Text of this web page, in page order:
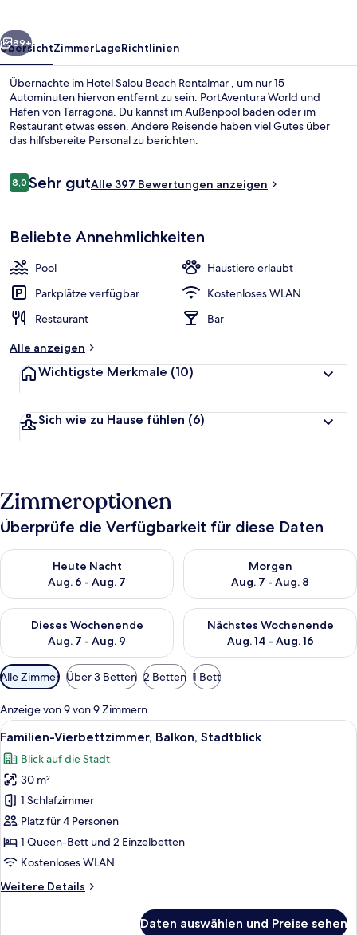
Weiter
89+
ÜbersichtZimmerLageRichtlinien
Übernachte im Hotel Salou Beach Rentalmar , um nur 15
Autominuten hiervon entfernt zu sein: PortAventura World und
Hafen von Tarragona. Du kannst im Außenpool baden oder im
Restaurant etwas essen. Andere Reisende haben viel Gutes über
das hilfsbereite Personal zu berichten.
Bewertungen
8,08,0 von 10.
Sehr gutAlle 397 Bewertungen anzeigen
Beliebte Annehmlichkeiten
Pool
Haustiere erlaubt
Parkplätze verfügbar
Kostenloses WLAN
Restaurant
Bar
Alle anzeigen
Wichtigste Merkmale (10)
Sich wie zu Hause fühlen (6)
Zimmeroptionen
Überprüfe die Verfügbarkeit für diese Daten
Heute Nacht
Aug. 6 - Aug. 7
Überprüfe die Verfügbarkeit für heute Nacht, Aug. 6 - Aug. 7.
Morgen
Aug. 7 - Aug. 8
Überprüfe die Verfügbarkeit
Dieses Wochenende
Aug. 7 - Aug. 9
Überprüfe die Verfügbarkeit für dieses Wochenende, Aug. 7
Nächstes Wochenende
Aug. 14 - Aug. 16
Überprüfe die Verfügbarkeit
Verfügbare
Filter
für
Zimmer
Alle Zimmer Über 3 Betten 2 Betten 1 Bett
Anzeige von 9 von 9 Zimmern
Alle
Fotos
für
Familien-
Vierbettzimmer,
Balkon,
Stadtblick
anzeigen
Ein Hotelzimmer mit zwei Betten,
27
Familien-Vierbettzimmer, Balkon, Stadtblick
Blick auf die Stadt
30 m²
1 Schlafzimmer
Platz für 4 Personen
1 Queen-Bett und 2 Einzelbetten
Kostenloses WLAN
Weitere Details
Weitere
Daten auswählen und Preise sehen